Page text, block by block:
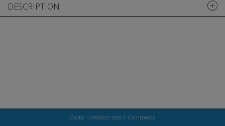
DESCRIPTION
Oxatis - création sites E-Commerce